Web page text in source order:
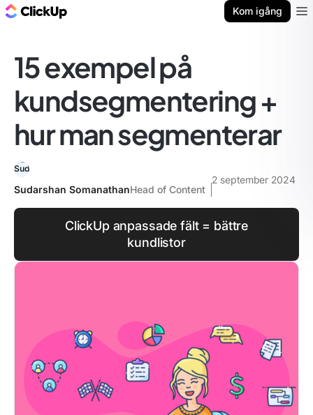
Kom igång
15 exempel på
kundsegmentering +
hur man segmenterar
Sudarshan SomanathanHead of Content
2 september 2024
ClickUp anpassade fält = bättre
kundlistor